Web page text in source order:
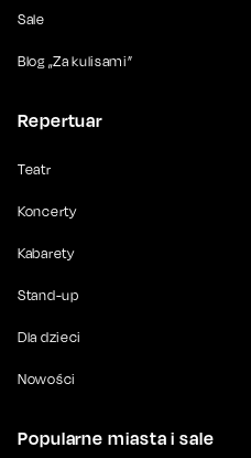
Sale
Blog „Za kulisami”
Repertuar
Teatr
Koncerty
Kabarety
Stand-up
Dla dzieci
Nowości
Popularne miasta i sale